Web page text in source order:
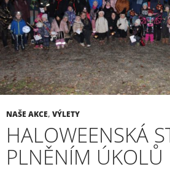
NAŠE AKCE, VÝLETY
HALOWEENSKÁ
PLNĚNÍM ÚKOLŮ